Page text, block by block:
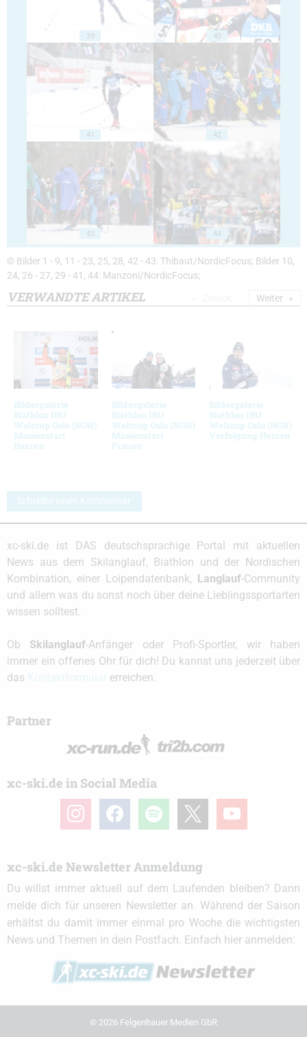
39 40
41 42
43 44
© Bilder 1 - 9, 11 - 23, 25, 28, 42 - 43: Thibaut/NordicFocus; Bilder 10,
24, 26 - 27, 29 - 41, 44: Manzoni/NordicFocus;
VERWANDTE ARTIKEL
Bildergalerie
Biathlon IBU
Weltcup Oslo (NOR)
Massenstart
Herren
Bildergalerie
Biathlon IBU
Weltcup Oslo (NOR)
Massenstart
Frauen
Bildergalerie
Biathlon IBU
Weltcup Oslo (NOR)
Verfolgung Herren
Weiter
Schreibe einen Kommentar
xc-ski.de ist DAS deutschsprachige Portal mit aktuellen
News aus dem Skilanglauf, Biathlon und der Nordischen
Kombination, einer Loipendatenbank,
Langlauf-Community
und allem was du sonst noch über deine Lieblingssportarten
wissen solltest.
Ob Skilanglauf-Anfänger oder Profi-Sportler, wir haben
immer ein offenes Ohr für dich! Du kannst uns jederzeit über
das
erreichen.
Partner
xc-ski.de in Social Media
instagramfacebook spotify youtube
xc-ski.de Newsletter Anmeldung
Du willst immer aktuell auf dem Laufenden bleiben? Dann
melde dich für unseren Newsletter an. Während der Saison
erhältst du damit immer einmal pro Woche die wichtigsten
News und Themen in dein Postfach. Einfach hier anmelden:
© 2026 Felgenhauer Medien GbR